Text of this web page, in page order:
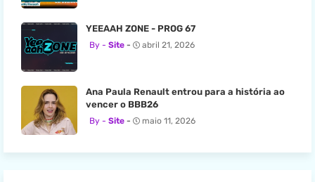
YEEAAH ZONE - PROG 67
Site abril 21, 2026
Ana Paula Renault entrou para a história ao
vencer o BBB26
Site maio 11, 2026